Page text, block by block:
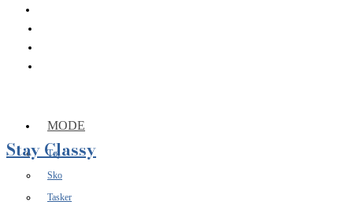
MODE
Tøj
Sko
Tasker
Stay Classy